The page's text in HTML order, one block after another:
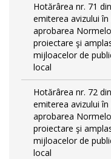
Hotărârea nr. 71
emiterea avizului
aprobarea
proiectare şi
mijloacelor de
local
Hotărârea nr. 72
emiterea avizului
aprobarea
proiectare şi
mijloacelor de
local